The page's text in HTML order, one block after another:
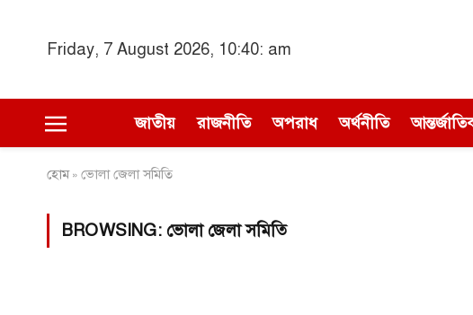
Friday, 7 August 2026, 10:40: am
জাতীয় রাজনীতি অপরাধ অর্থনীতি
হোম» ভোলা জেলা সমিতি
BROWSING: ভোলা জেলা সমিতি